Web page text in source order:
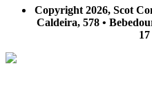
Copyright 2026, Scot
Caldeira, 578 •
17